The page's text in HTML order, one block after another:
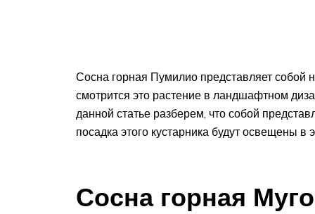
Сосна горная Пумилио представляет собой
смотрится это растение в ландшафтном
данной статье разберем, что собой
посадка этого кустарника будут освещены в
Сосна горная